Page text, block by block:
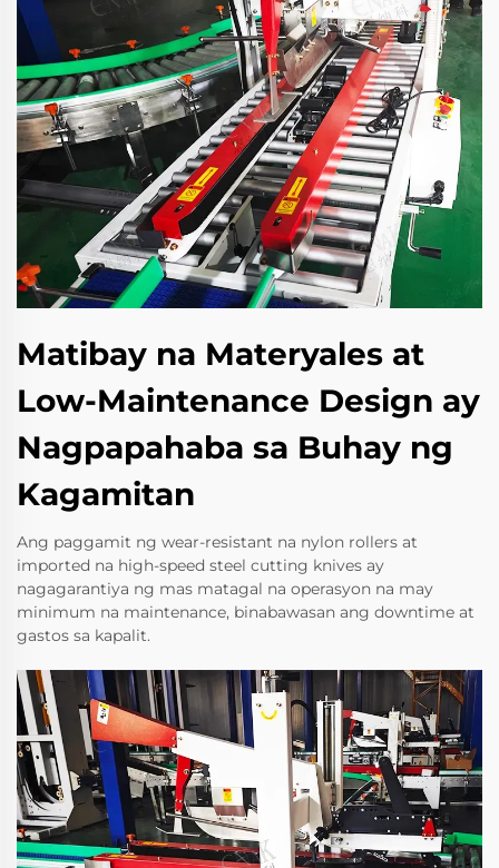
Matibay na Materyales at
Low-Maintenance Design ay
Nagpapahaba sa Buhay ng
Kagamitan
Ang paggamit ng wear-resistant na nylon rollers at
imported na high-speed steel cutting knives ay
nagagarantiya ng mas matagal na operasyon na may
minimum na maintenance, binabawasan ang downtime at
gastos sa kapalit.